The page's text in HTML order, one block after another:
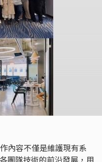
內容不僅是維護現有系
團隊技術的前沿發展，用